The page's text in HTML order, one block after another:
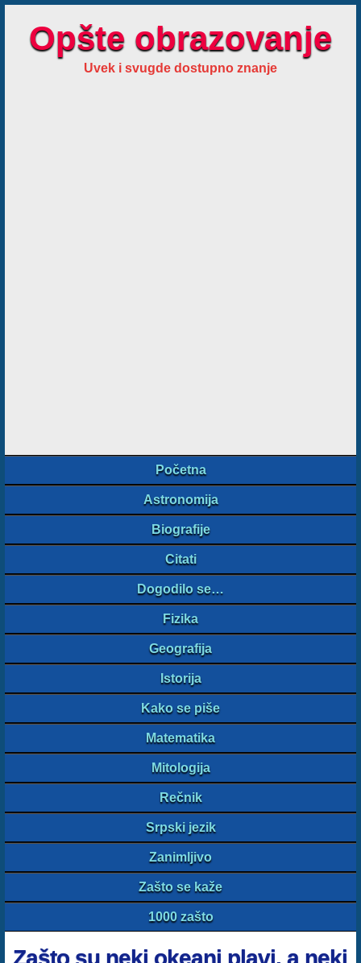
Opšte obrazovanje
Uvek i svugde dostupno znanje
Početna
Astronomija
Biografije
Citati
Dogodilo se…
Fizika
Geografija
Istorija
Kako se piše
Matematika
Mitologija
Rečnik
Srpski jezik
Zanimljivo
Zašto se kaže
1000 zašto
Zašto su neki okeani plavi, a neki